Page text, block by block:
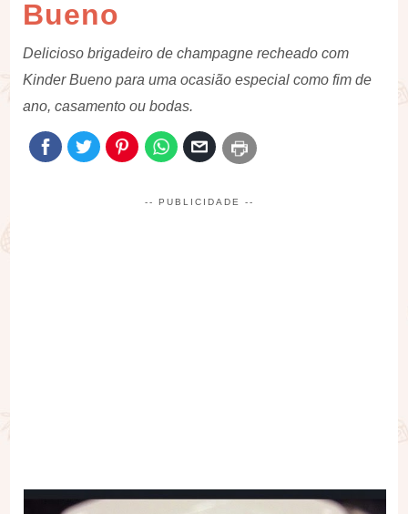
Bueno
Delicioso brigadeiro de champagne recheado com
Kinder Bueno para uma ocasião especial como fim de
ano, casamento ou bodas.
-- PUBLICIDADE --